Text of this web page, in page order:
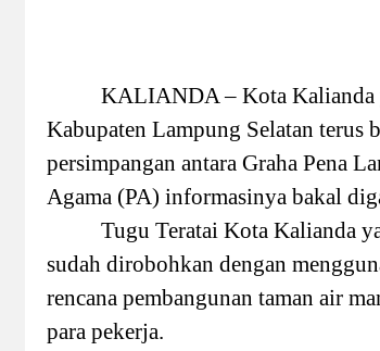
KALIANDA – Kota Kalianda
Kabupaten Lampung Selatan terus
persimpangan antara Graha Pena
Agama (PA) informasinya bakal
Tugu Teratai Kota Kalianda
sudah dirobohkan dengan
rencana pembangunan taman air
para pekerja.